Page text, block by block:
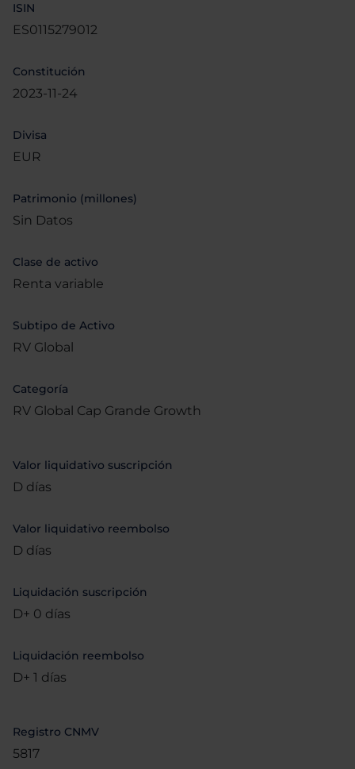
ISIN
ES0115279012
Constitución
2023-11-24
Divisa
EUR
Patrimonio (millones)
Sin Datos
Clase de activo
Renta variable
Subtipo de Activo
RV Global
Categoría
RV Global Cap Grande Growth
Valor liquidativo suscripción
D días
Valor liquidativo reembolso
D días
Liquidación suscripción
D+ 0 días
Liquidación reembolso
D+ 1 días
Registro CNMV
5817